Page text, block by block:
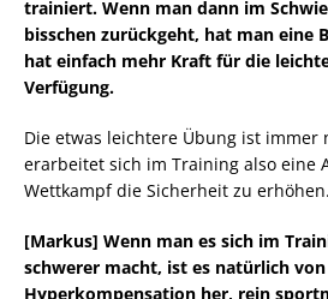
trainiert. Wenn man dann im
bisschen zurückgeht, hat man eine
hat einfach mehr Kraft für die
Verfügung.
Die etwas leichtere Übung ist immer
erarbeitet sich im Training also eine
Wettkampf die Sicherheit zu erhöhen.
[Markus] Wenn man es sich im
schwerer macht, ist es natürlich
Hyperkompensation her, rein